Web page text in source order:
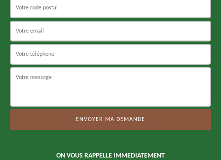
ON VOUS RAPPELLE IMMEDIATEMENT